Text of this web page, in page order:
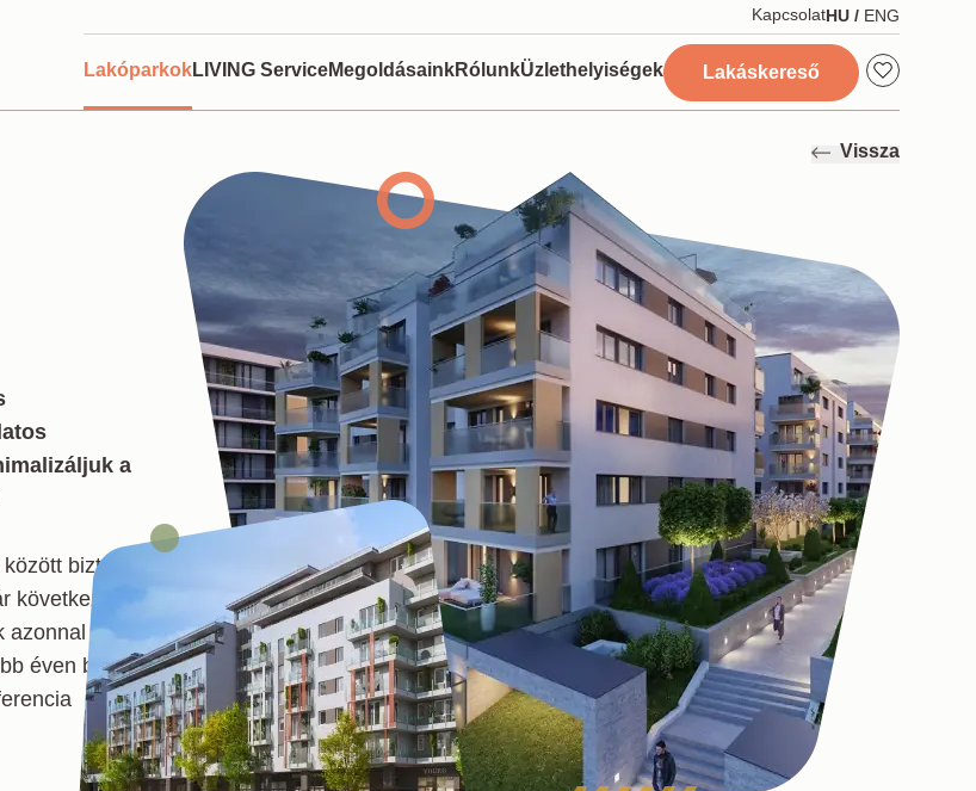
KapcsolatHU / ENG
LakóparkokLIVING ServiceMegoldásaink
Befektetőknek
Okosotthon megoldások
Közösségi szolgáltatások
Rólunk
Történetünk
Karrier
Üzlethelyiségek Lakáskereső
Vissza
a
biztosan
következő
azonnal és
éven belül